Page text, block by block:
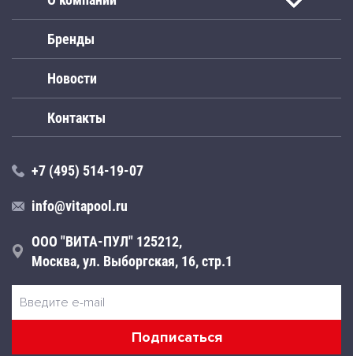
Бренды
Новости
Контакты
+7 (495) 514-19-07
info@vitapool.ru
ООО "ВИТА-ПУЛ" 125212,
Москва, ул. Выборгская, 16, стр.1